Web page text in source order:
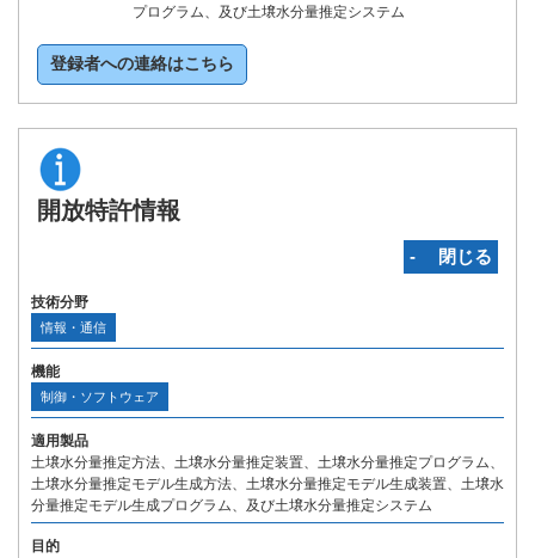
プログラム、及び土壌水分量推定システム
登録者への連絡はこちら
開放特許情報
‐ 閉じる
技術分野
情報・通信
機能
制御・ソフトウェア
適用製品
土壌水分量推定方法、土壌水分量推定装置、土壌水分量推定プログラム、
土壌水分量推定モデル生成方法、土壌水分量推定モデル生成装置、土壌水
分量推定モデル生成プログラム、及び土壌水分量推定システム
目的